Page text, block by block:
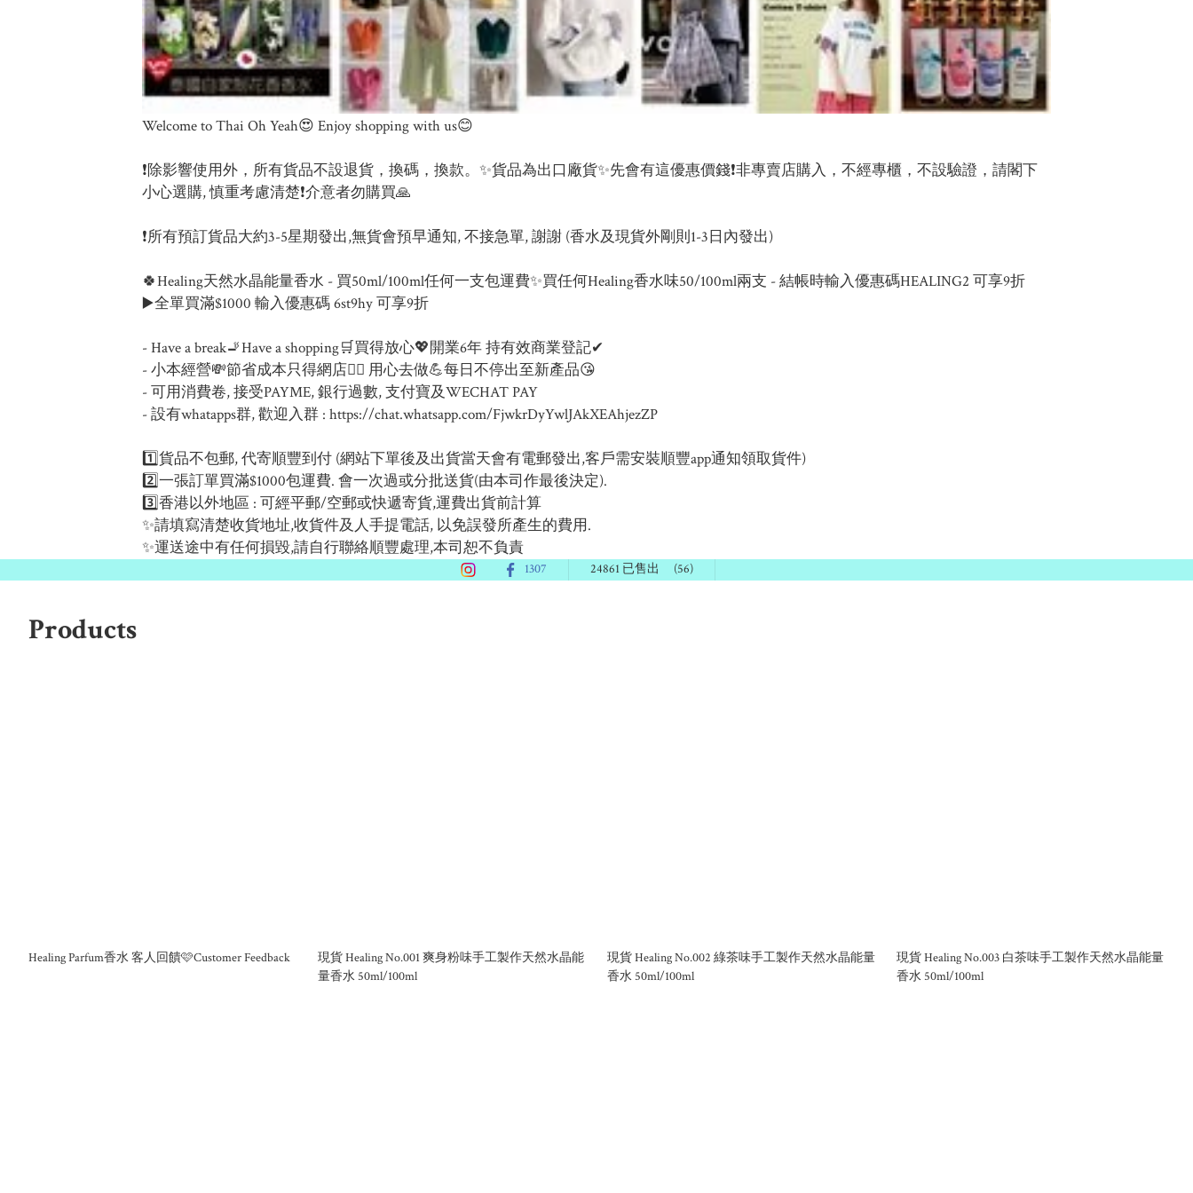
Welcome to Thai Oh Yeah😍 Enjoy shopping with us😊
❗除影響使用外，所有貨品不設退貨，換碼，換款。✨貨品為出口廠貨✨先會有這優惠價錢❗非專賣店購入，不經專櫃，不設驗證，請閣下
小心選購, 慎重考慮清楚❗介意者勿購買🙏
❗所有預訂貨品大約3-5星期發出,無貨會預早通知, 不接急單, 謝謝 (香水及現貨外剛則1-3日內發出)
🍀Healing天然水晶能量香水 - 買50ml/100ml任何一支包運費✨買任何Healing香水味50/100ml兩支 - 結帳時輸入優惠碼HEALING2 可享9折
▶️全單買滿$1000 輸入優惠碼 6st9hy 可享9折
- Have a break🚬Have a shopping🛒買得放心💖開業6年 持有效商業登記✔
- 小本經營💸節省成本只得網店🙇‍♀️ 用心去做💪每日不停出至新產品😘
- 可用消費卷, 接受PAYME, 銀行過數, 支付寶及WECHAT PAY
- 設有whatapps群, 歡迎入群 : https://chat.whatsapp.com/FjwkrDyYwlJAkXEAhjezZP
1️⃣貨品不包郵, 代寄順豐到付 (網站下單後及出貨當天會有電郵發出,客戶需安裝順豐app通知領取貨件)
2️⃣一張訂單買滿$1000包運費. 會一次過或分批送貨(由本司作最後決定).
3️⃣香港以外地區 : 可經平郵/空郵或快遞寄貨,運費出貨前計算
✨請填寫清楚收貨地址,收貨件及人手提電話, 以免誤發所產生的費用.
✨運送途中有任何損毀,請自行聯絡順豐處理,本司恕不負責
1307 24861 已售出 (56)
Products
Healing Parfum香水 客人回饋🩷Customer Feedback
現貨 Healing No.001 爽身粉味手工製作天然水晶能
量香水 50ml/100ml
現貨 Healing No.002 綠茶味手工製作天然水晶能量
香水 50ml/100ml
現貨 Healing No.003 白茶味手工製作天然水晶能量
香水 50ml/100ml